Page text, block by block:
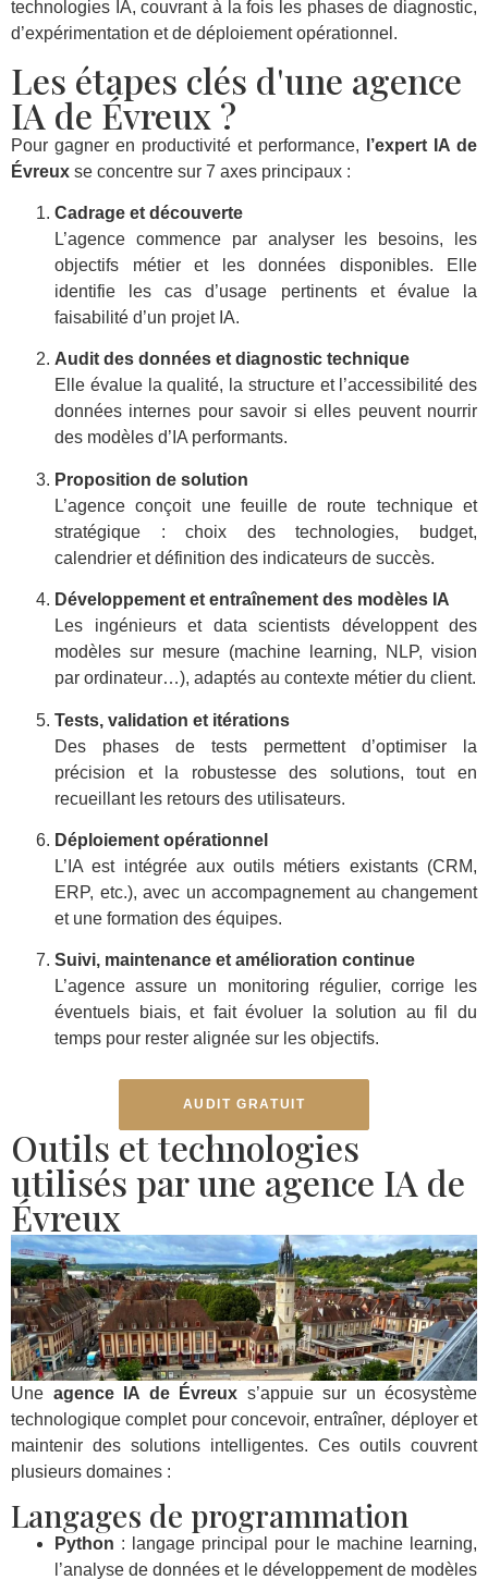
technologies IA, couvrant à la fois les phases de diagnostic,
d’expérimentation et de déploiement opérationnel.
Les étapes clés d'une agence
IA de Évreux ?
Pour gagner en productivité et performance,
l’expert IA de
Évreux se concentre sur 7 axes principaux :
Cadrage et découverte
L’agence commence par analyser les besoins, les
objectifs métier et les données disponibles. Elle
identifie les cas d’usage pertinents et évalue la
faisabilité d’un projet IA.
Audit des données et diagnostic technique
Elle évalue la qualité, la structure et l’accessibilité des
données internes pour savoir si elles peuvent nourrir
des modèles d’IA performants.
Proposition de solution
L’agence conçoit une feuille de route technique et
stratégique : choix des technologies, budget,
calendrier et définition des indicateurs de succès.
Développement et entraînement des modèles IA
Les ingénieurs et data scientists développent des
modèles sur mesure (machine learning, NLP, vision
par ordinateur…), adaptés au contexte métier du client.
Tests, validation et itérations
Des phases de tests permettent d’optimiser la
précision et la robustesse des solutions, tout en
recueillant les retours des utilisateurs.
Déploiement opérationnel
L’IA est intégrée aux outils métiers existants (CRM,
ERP, etc.), avec un accompagnement au changement
et une formation des équipes.
Suivi, maintenance et amélioration continue
L’agence assure un monitoring régulier, corrige les
éventuels biais, et fait évoluer la solution au fil du
temps pour rester alignée sur les objectifs.
AUDIT GRATUIT
Outils et technologies
utilisés par une agence IA de
Évreux
Une agence IA de Évreux s’appuie sur un écosystème
technologique complet pour concevoir, entraîner, déployer et
maintenir des solutions intelligentes. Ces outils couvrent
plusieurs domaines :
Langages de programmation
Python : langage principal pour le machine learning,
l’analyse de données et le développement de modèles